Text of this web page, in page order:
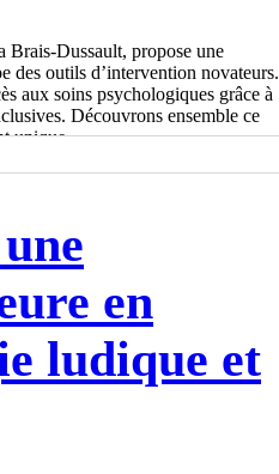
Brais-Dussault, propose une
des outils d’intervention novateurs.
aux soins psychologiques grâce à
Découvrons ensemble ce
unique.
en
ludique et